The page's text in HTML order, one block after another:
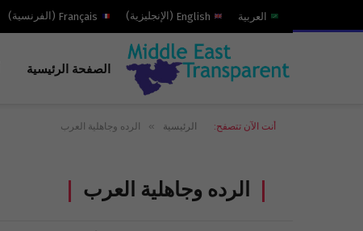
العربية English
( الإنجليزية)
Français
( الفرنسية)
الصفحة الرئيسية
أنت الآن تتصفح: الرئيسية » الرده وجاهلية العرب
الرده وجاهلية العرب